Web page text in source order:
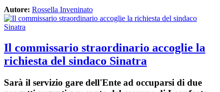
Autore: Rossella Inveninato
Il commissario straordinario accoglie la
richiesta del sindaco Sinatra
Sarà il servizio gare dell'Ente ad occuparsi di due